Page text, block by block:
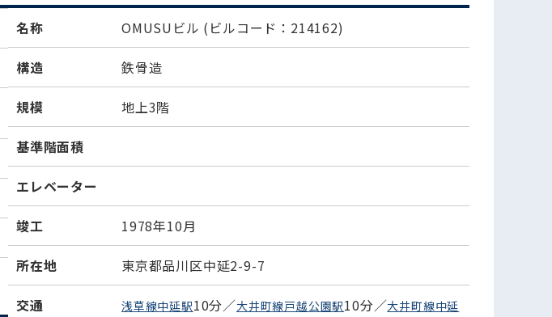
名称 OMUSUビル (ビルコード：214162)
構造 鉄骨造
規模 地上3階
基準階面積
エレベーター
竣工 1978年10月
所在地 東京都品川区中延2-9-7
交通 浅草線中延駅10分／大井町線戸越公園駅10分／大井町線中延